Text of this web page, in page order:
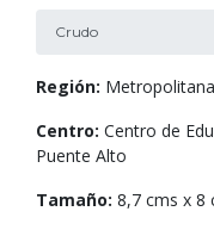
Región: Metropolitana
Centro: Centro de
Puente Alto
Tamaño: 8,7 cms x 8